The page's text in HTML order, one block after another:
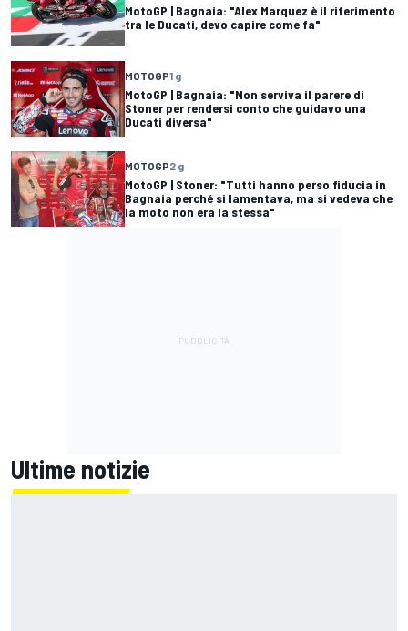
MotoGP | Bagnaia: "Alex Marquez è il riferimento
tra le Ducati, devo capire come fa"
MOTOGP1 g
MotoGP | Bagnaia: "Non serviva il parere di
Stoner per rendersi conto che guidavo una
Ducati diversa"
MOTOGP2 g
MotoGP | Stoner: "Tutti hanno perso fiducia in
Bagnaia perché si lamentava, ma si vedeva che
la moto non era la stessa"
Ultime notizie